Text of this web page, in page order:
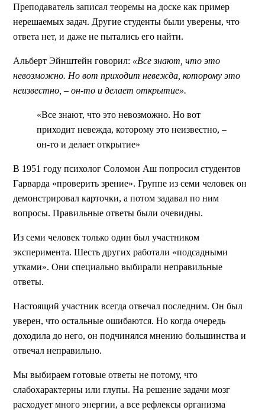
Преподаватель записал теоремы на доске как пример
нерешаемых задач. Другие студенты были уверены, что
ответа нет, и даже не пытались его найти.
Альберт Эйнштейн говорил: «Все знают, что это
невозможно. Но вот приходит невежда, которому это
неизвестно, – он-то и делает открытие».
«Все знают, что это невозможно. Но вот
приходит невежда, которому это неизвестно, –
он-то и делает открытие»
В 1951 году психолог Соломон Аш попросил студентов
Гарварда «проверить зрение». Группе из семи человек он
демонстрировал карточки, а потом задавал по ним
вопросы. Правильные ответы были очевидны.
Из семи человек только один был участником
эксперимента. Шесть других работали «подсадными
утками». Они специально выбирали неправильные
ответы.
Настоящий участник всегда отвечал последним. Он был
уверен, что остальные ошибаются. Но когда очередь
доходила до него, он подчинялся мнению большинства и
отвечал неправильно.
Мы выбираем готовые ответы не потому, что
слабохарактерны или глупы. На решение задачи мозг
расходует много энергии, а все рефлексы организма